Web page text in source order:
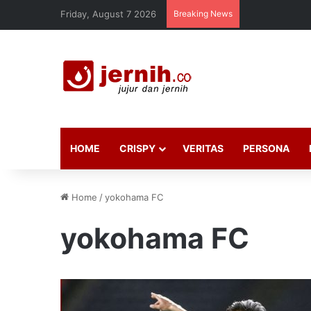
Friday, August 7 2026 Breaking News
HOME CRISPY VERITAS PERSONA
Home /yokohama FC
yokohama FC